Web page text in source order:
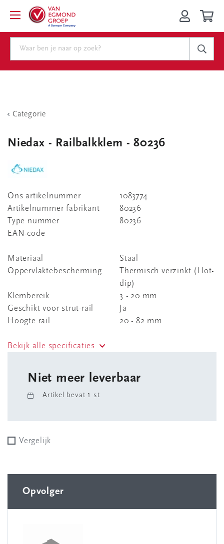
Categorie
Niedax - Railbalkklem - 80236
Ons artikelnummer
1083774
Artikelnummer fabrikant
80236
Type nummer
80236
EAN-code
Materiaal
Staal
Oppervlaktebescherming
Thermisch verzinkt (Hot-
dip)
Klembereik
3 - 20 mm
Geschikt voor strut-rail
Ja
Hoogte rail
20 - 82 mm
Bekijk alle specificaties
Niet meer leverbaar
Artikel bevat 1 st
Vergelijk
Opvolger